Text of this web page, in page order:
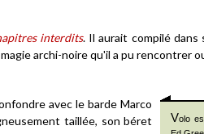
interdits. Il aurait compilé
archi-noire qu'il a pu rencontrer
Volo
avec le barde Marco
taillée, son béret